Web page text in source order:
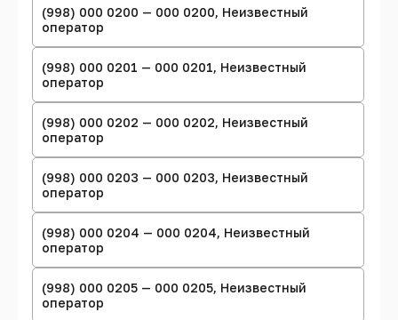
(998) 000 0200 — 000 0200, Неизвестный
оператор
(998) 000 0201 — 000 0201, Неизвестный
оператор
(998) 000 0202 — 000 0202, Неизвестный
оператор
(998) 000 0203 — 000 0203, Неизвестный
оператор
(998) 000 0204 — 000 0204, Неизвестный
оператор
(998) 000 0205 — 000 0205, Неизвестный
оператор